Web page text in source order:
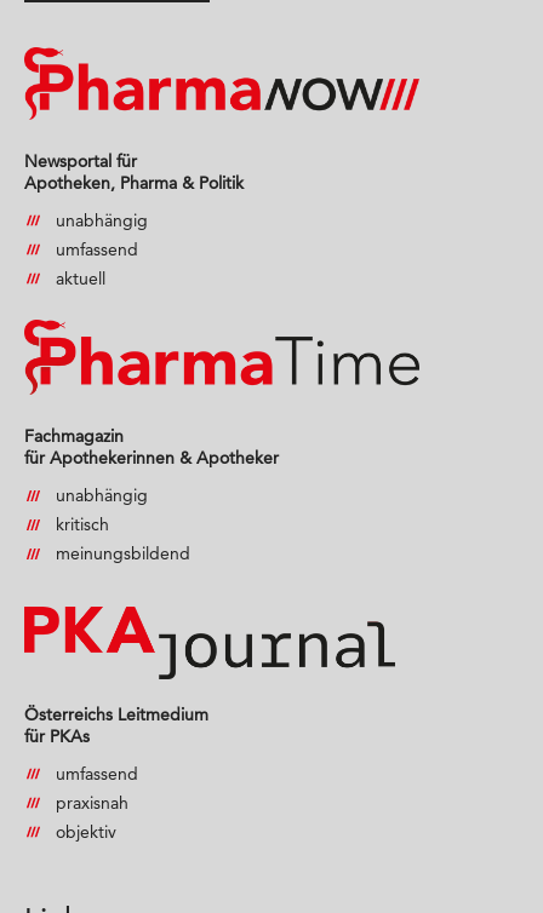
Newsportal für
Apotheken, Pharma & Politik
unabhängig
umfassend
aktuell
Fachmagazin
für Apothekerinnen & Apotheker
unabhängig
kritisch
meinungsbildend
Österreichs Leitmedium
für PKAs
umfassend
praxisnah
objektiv